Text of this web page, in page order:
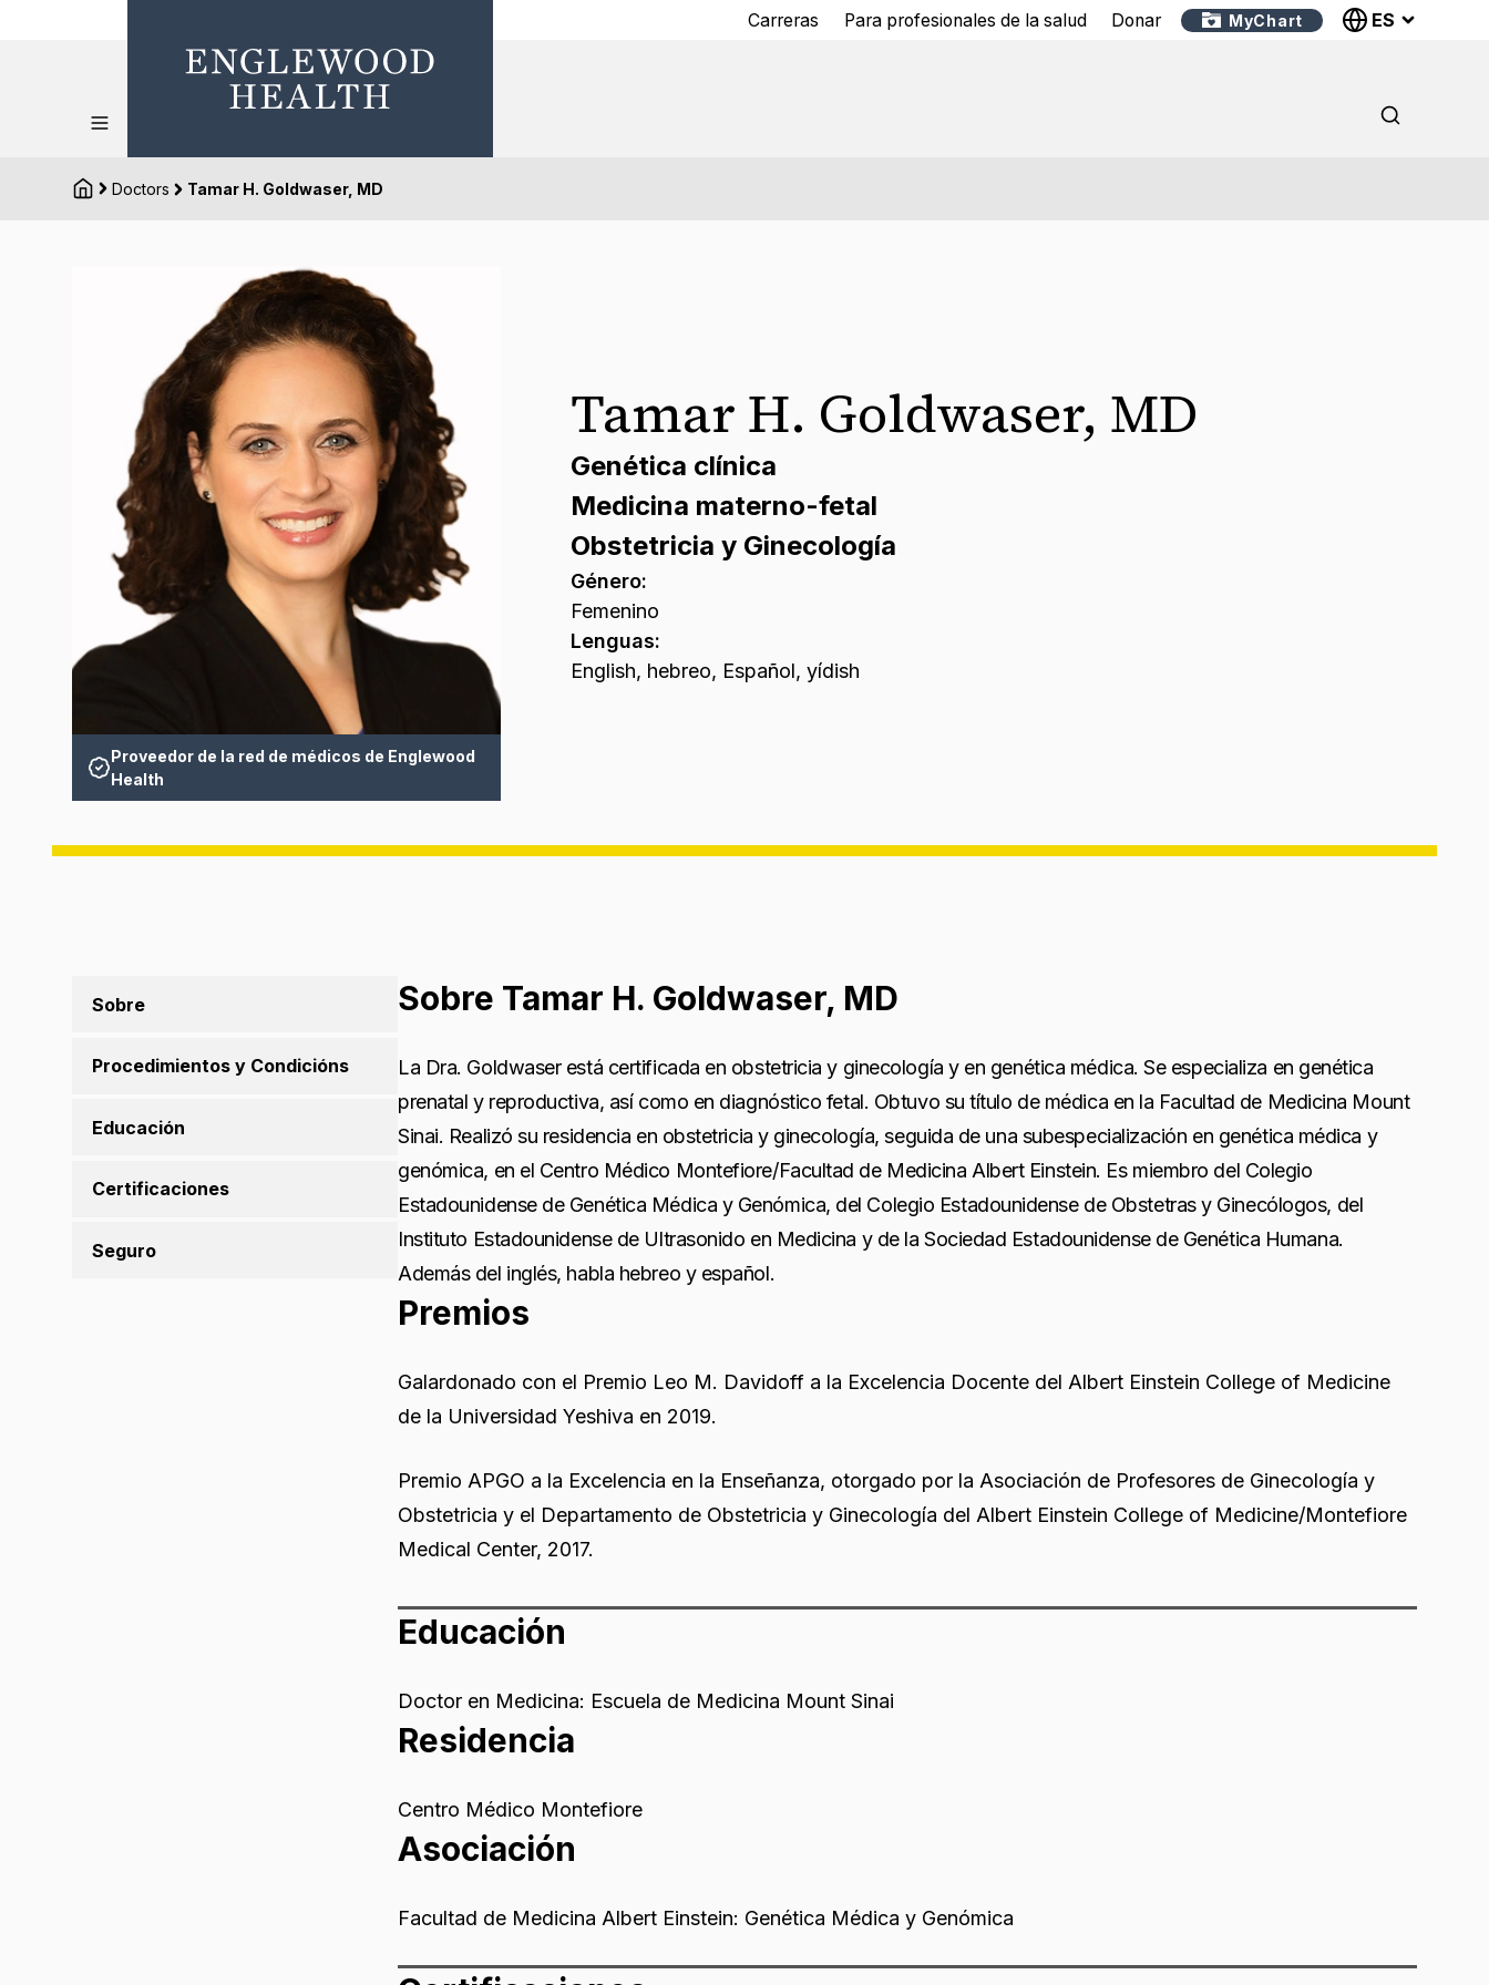
Carreras Para profesionales de la salud Donar MyChart ES
Doctors Tamar H. Goldwaser, MD
Proveedor de la red de médicos de Englewood
Health
Tamar H. Goldwaser, MD
Genética clínica
Medicina materno-fetal
Obstetricia y Ginecología
Género:
Femenino
Lenguas:
English, hebreo, Español, yídish
Sobre
Procedimientos y Condicións
Educación
Certificaciones
Seguro
Sobre Tamar H. Goldwaser, MD
La Dra. Goldwaser está certificada en obstetricia y ginecología y en genética médica. Se especializa en genética
prenatal y reproductiva, así como en diagnóstico fetal. Obtuvo su título de médica en la Facultad de Medicina Mount
Sinai. Realizó su residencia en obstetricia y ginecología, seguida de una subespecialización en genética médica y
genómica, en el Centro Médico Montefiore/Facultad de Medicina Albert Einstein. Es miembro del Colegio
Estadounidense de Genética Médica y Genómica, del Colegio Estadounidense de Obstetras y Ginecólogos, del
Instituto Estadounidense de Ultrasonido en Medicina y de la Sociedad Estadounidense de Genética Humana.
Además del inglés, habla hebreo y español.
Premios
Galardonado con el Premio Leo M. Davidoff a la Excelencia Docente del Albert Einstein College of Medicine
de la Universidad Yeshiva en 2019.
Premio APGO a la Excelencia en la Enseñanza, otorgado por la Asociación de Profesores de Ginecología y
Obstetricia y el Departamento de Obstetricia y Ginecología del Albert Einstein College of Medicine/Montefiore
Medical Center, 2017.
Educación
Doctor en Medicina: Escuela de Medicina Mount Sinai
Residencia
Centro Médico Montefiore
Asociación
Facultad de Medicina Albert Einstein: Genética Médica y Genómica